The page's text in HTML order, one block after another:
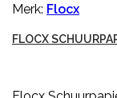
Merk: Flocx
FLOCX